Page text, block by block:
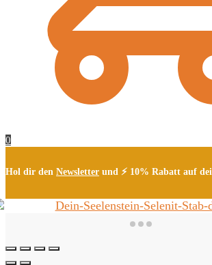
0
Hol dir den Newsletter und ⚡ 10% Rabatt auf